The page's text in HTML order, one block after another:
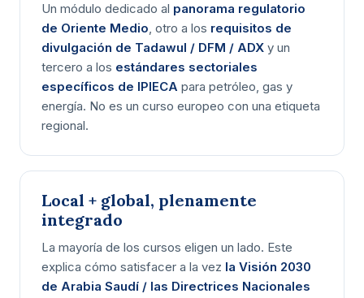
Un módulo dedicado al panorama regulatorio
de Oriente Medio, otro a los requisitos de
divulgación de Tadawul / DFM / ADX y un
tercero a los estándares sectoriales
específicos de IPIECA para petróleo, gas y
energía. No es un curso europeo con una etiqueta
regional.
Local + global, plenamente
integrado
La mayoría de los cursos eligen un lado. Este
explica cómo satisfacer a la vez la Visión 2030
de Arabia Saudí / las Directrices Nacionales